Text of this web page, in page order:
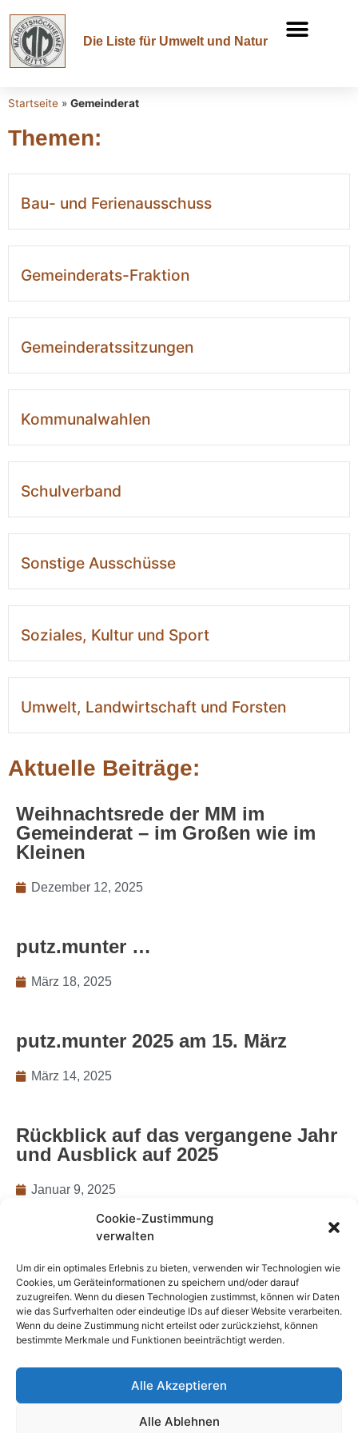
Cookie-Zustimmung
verwalten
Um dir ein optimales Erlebnis zu bieten, verwenden wir Technologien wie
Cookies, um Geräteinformationen zu speichern und/oder darauf
zuzugreifen. Wenn du diesen Technologien zustimmst, können wir Daten
wie das Surfverhalten oder eindeutige IDs auf dieser Website verarbeiten.
Wenn du deine Zustimmung nicht erteilst oder zurückziehst, können
bestimmte Merkmale und Funktionen beeinträchtigt werden.
Alle Akzeptieren
Alle Ablehnen
Die Liste für Umwelt und Natur
Startseite » Gemeinderat
Themen:
Bau- und Ferienausschuss
Gemeinderats-Fraktion
Gemeinderatssitzungen
Kommunalwahlen
Schulverband
Sonstige Ausschüsse
Soziales, Kultur und Sport
Umwelt, Landwirtschaft und Forsten
Aktuelle Beiträge:
Weihnachtsrede der MM im
Gemeinderat – im Großen wie im
Kleinen
Dezember 12, 2025
putz.munter …
März 18, 2025
putz.munter 2025 am 15. März
März 14, 2025
Rückblick auf das vergangene Jahr
und Ausblick auf 2025
Januar 9, 2025
November 2024
November 12, 2024
Kulturcafe und mehr …